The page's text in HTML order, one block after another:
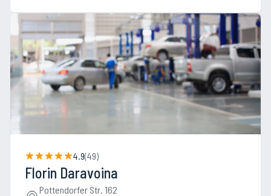
4.9(49)
Florin Daravoina
Pottendorfer Str. 162